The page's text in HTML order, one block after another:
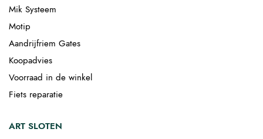
Mik Systeem
Motip
Aandrijfriem Gates
Koopadvies
Voorraad in de winkel
Fiets reparatie
ART SLOTEN